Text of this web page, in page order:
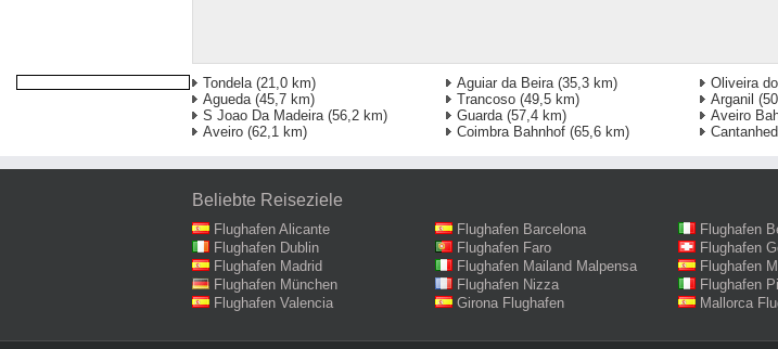
Tondela(21,0 km) Aguiar da Beira(35,3 km) Oliveira
Agueda(45,7 km) Trancoso (49,5 km) Arganil
S Joao Da Madeira(56,2 km) Guarda(57,4 km) Aveiro
Aveiro (62,1 km) Coimbra Bahnhof (65,6 km)
Beliebte Reiseziele
Flughafen Alicante Flughafen Barcelona Flughafen
Flughafen Dublin
Flughafen Faro Flughafen
Flughafen Madrid
Flughafen Mailand Malpensa Flughafen
Flughafen München
Flughafen Nizza Flughafen
Flughafen Valencia
Girona Flughafen Mallorca